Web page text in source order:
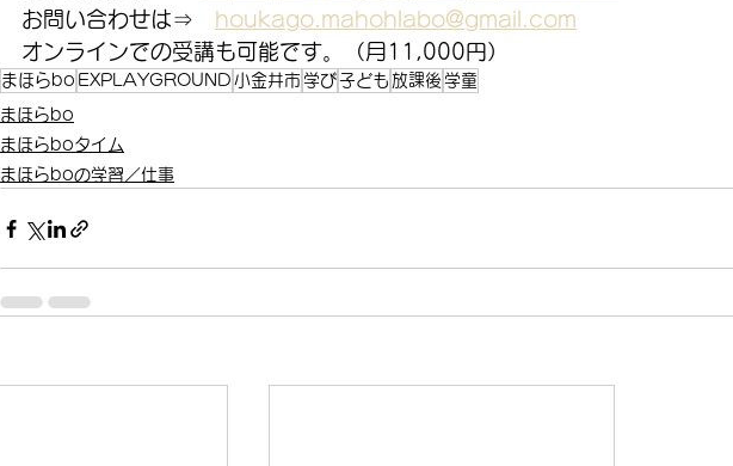
お問い合わせは⇒
houkago.mahohlabo@gmail.com
オンラインでの受講も可能です。（月11,000円）
まほらbo EXPLAYGROUND 小金井市 学び子ども 放課後 学童
まほらbo
まほらboタイム
まほらboの学習／仕事